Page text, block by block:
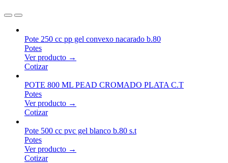
Pote 250 cc pp gel convexo nacarado b.80
Potes
Ver producto →
Cotizar
POTE 800 ML PEAD CROMADO PLATA C.T
Potes
Ver producto →
Cotizar
Pote 500 cc pvc gel blanco b.80 s.t
Potes
Ver producto →
Cotizar